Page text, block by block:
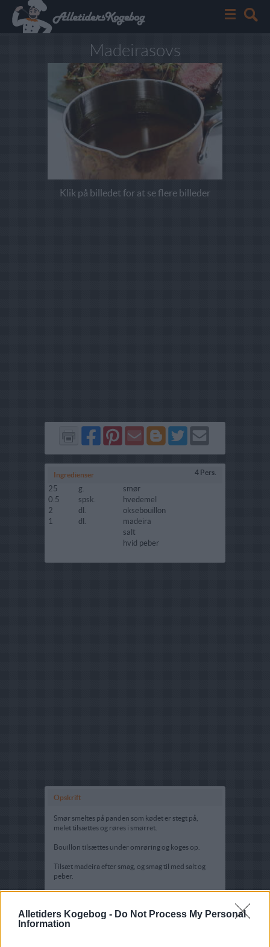
Alletiders Kogebog - Do Not Process My Personal
Information
Madeirasovs
Klik på billedet for at se flere billeder
Del
på
Del
på
Send
via
Del
på
Del
på
Send
Ingredienser 4 Pers.
25 g.
smør
0.5
spsk.
hvedemel
2
dl.
oksebouillon
1
dl.
madeira
salt
hvid peber
Opskrift
Smør smeltes på panden som kødet er stegt på,
melet tilsættes og røres i smørret.
Bouillon tilsættes under omrøring og koges op.
Tilsæt madeira efter smag, og smag til med salt og
peber.
Her serveret tilFilet mignon